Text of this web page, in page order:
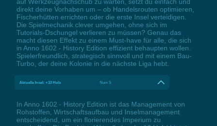
direkt deine Vorhaben um – ob Handelsrouten optimieren,
Fischerhütten errichten oder die erste Insel verteidigen.
Die Spielmechanik clever umgehen, ohne sich im
Tutorials-Dschungel verlieren zu müssen? Genau das
macht diesen Effekt zu einem Must-have für alle, die sich
in Anno 1602 - History Edition effizient behaupten wollen.
Spielerfreundlich, strategisch sinnvoll und mit einem Bau-
Turbo, der deine Kolonie in die nächste Liga hebt.
Aktuelle Insel: +10 Holz Num 5
In Anno 1602 - History Edition ist das Management von
Rohstoffen, Wirtschaftsaufbau und Inselmanagement
entscheidend, um ein florierendes Imperium zu